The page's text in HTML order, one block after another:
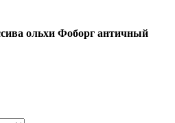
ольхи Фоборг античный